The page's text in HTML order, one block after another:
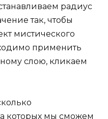
радиус
так, чтобы
мистического
применить
слою, кликаем
которых мы сможем